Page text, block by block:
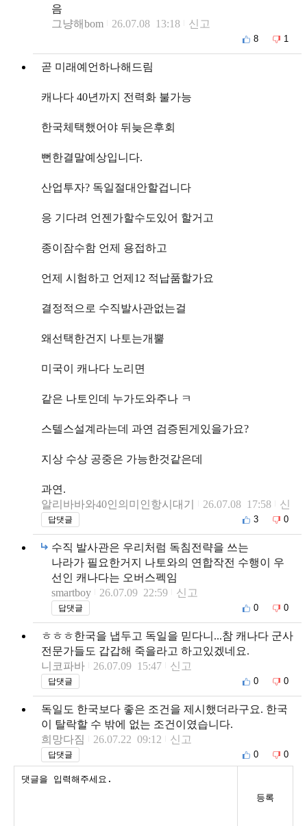
음
그냥해bom
26.07.08 13:18 신고
8 1
곧 미래예언하나해드림
캐나다 40년까지 전력화 불가능
한국체택했어야 뒤늦은후회
뻔한결말예상입니다.
산업투자? 독일절대안할겁니다
응 기다려 언젠가할수도있어 할거고
종이잠수함 언제 용접하고
언제 시험하고 언제12 적납품할가요
결정적으로 수직발사관없는걸
왜선택한건지 나토는개뿔
미국이 캐나다 노리면
같은 나토인데 누가도와주나 ㅋ
스텔스설계라는데 과연 검증된게있을가요?
지상 수상 공중은 가능한것같은데
과연.
알리바바와40인의미인항시대기
26.07.08 17:58
신
고답댓글 3 0
수직 발사관은 우리처럼 독침전략을 쓰는
나라가 필요한거지 나토와의 연합작전 수행이 우
선인 캐나다는 오버스펙임
smartboy
26.07.09 22:59 신고
답댓글 0 0
ㅎㅎㅎ한국을 냅두고 독일을 믿다니...참 캐나다 군사
전문가들도 갑갑해 죽을라고 하고있겠네요.
니코파바
26.07.09 15:47 신고
답댓글 0 0
독일도 한국보다 좋은 조건을 제시했더라구요. 한국
이 탈락할 수 밖에 없는 조건이였습니다.
희망다짐
26.07.22 09:12 신고
답댓글 0 0
등록